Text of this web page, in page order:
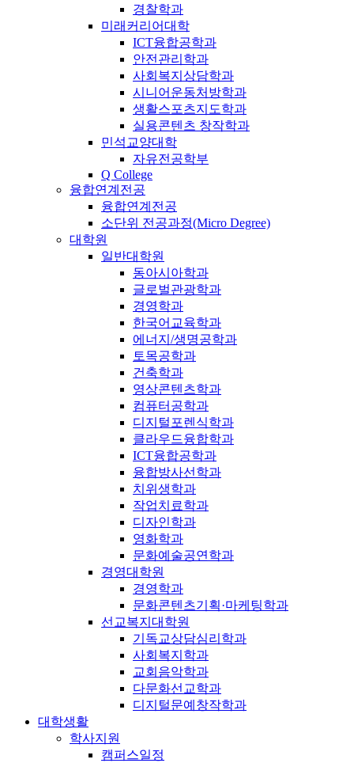
경찰학과
미래커리어대학
ICT융합공학과
안전관리학과
사회복지상담학과
시니어운동처방학과
생활스포츠지도학과
실용콘텐츠 창작학과
민석교양대학
자유전공학부
Q College
융합연계전공
융합연계전공
소단위 전공과정(Micro Degree)
대학원
일반대학원
동아시아학과
글로벌관광학과
경영학과
한국어교육학과
에너지/생명공학과
토목공학과
건축학과
영상콘텐츠학과
컴퓨터공학과
디지털포렌식학과
클라우드융합학과
ICT융합공학과
융합방사선학과
치위생학과
작업치료학과
디자인학과
영화학과
문화예술공연학과
경영대학원
경영학과
문화콘텐츠기획·마케팅학과
선교복지대학원
기독교상담심리학과
사회복지학과
교회음악학과
다문화선교학과
디지털문예창작학과
대학생활
학사지원
캠퍼스일정